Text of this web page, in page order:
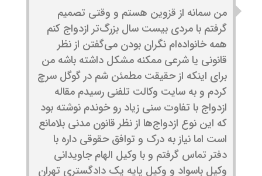
من سمانه از قزوین هستم و وقتی تصمیم
گرفتم با مردی بیست سال بزرگ‌تر ازدواج کنم
همه خانواده‌ام نگران بودن می‌گفتن از نظر
قانونی یا شرعی ممکنه مشکل داشته باشه من
برای اینکه از حقیقت مطمئن شم در گوگل سرچ
کردم و به سایت وکالت تلفنی رسیدم مقاله
ازدواج با تفاوت سنی زیاد رو خوندم نوشته بود
که این نوع ازدواج‌ها از نظر قانون مدنی بلامانع
است اما نیاز به درک و توافق حقوقی داره با
دفتر تماس گرفتم و با وکیل الهام جاویدانی
وکیل باسواد و وکیل پایه یک دادگستری تهران